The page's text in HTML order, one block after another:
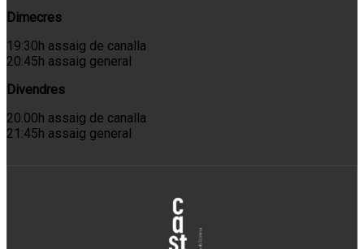
Dimecres
19:30h assaig de canalla
20:45h assaig general
Divendres
20.00h assaig de canalla
21:45h assaig general